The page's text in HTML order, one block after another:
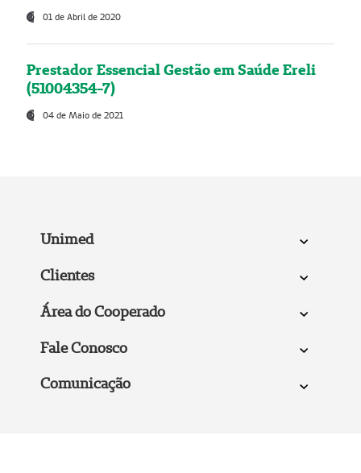
01 de Abril de 2020
Prestador Essencial Gestão em Saúde Ereli
(51004354-7)
04 de Maio de 2021
Unimed
Clientes
Área do Cooperado
Fale Conosco
Comunicação